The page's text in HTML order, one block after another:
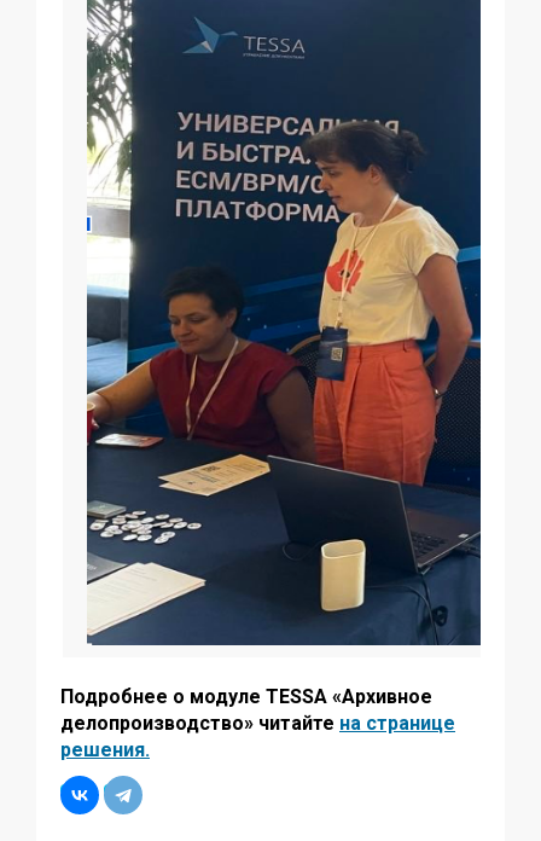
Подробнее о модуле TESSA «Архивное
делопроизводство» читайте на странице
решения.